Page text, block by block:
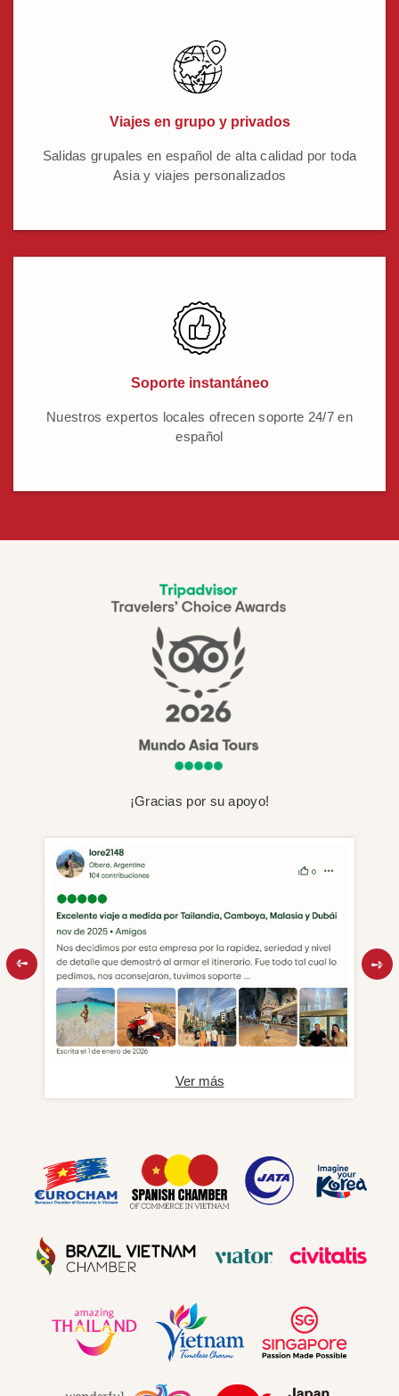
Viajes en grupo y privados
Salidas grupales en español de alta calidad por toda
Asia y viajes personalizados
Soporte instantáneo
Nuestros expertos locales ofrecen soporte 24/7 en
español
¡Gracias por su apoyo!
Ver más